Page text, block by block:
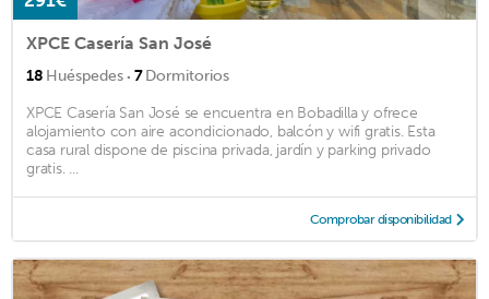
XPCE Casería San José
18 Huéspedes · 7Dormitorios
XPCE Casería San José se encuentra en Bobadilla y ofrece
alojamiento con aire acondicionado, balcón y wifi gratis. Esta
casa rural dispone de piscina privada, jardín y parking privado
gratis. ...
Comprobar disponibilidad